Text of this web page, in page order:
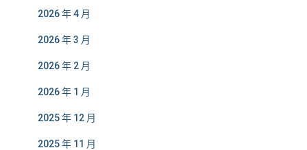
2026 年 4 月
2026 年 3 月
2026 年 2 月
2026 年 1 月
2025 年 12 月
2025 年 11 月